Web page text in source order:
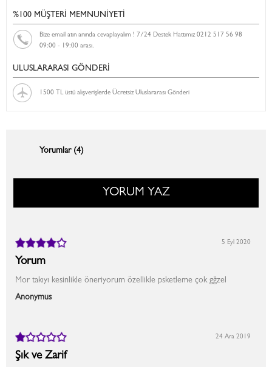
%100 MÜŞTERİ MEMNUNİYETİ
Bize email atın anında cevaplayalım ! 7/24 Destek Hattımız 0212 517 56 98
09:00 - 19:00 arası.
ULUSLARARASI GÖNDERİ
1500 TL üstü alışverişlerde Ücretsiz Uluslararası Gönderi
Yorumlar (4)
YORUM YAZ
Yorum
Mor takıyı kesinlikle öneriyorum özellikle psketleme çok gğzel
Anonymus
5 Eyl 2020
Şık ve Zarif
24 Ara 2019